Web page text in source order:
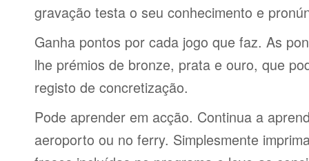
gravação testa o seu conhecimento e
Ganha pontos por cada jogo que faz. As
lhe prémios de bronze, prata e ouro, que
registo de concretização.
Pode aprender em acção. Continua a
aeroporto ou no ferry. Simplesmente